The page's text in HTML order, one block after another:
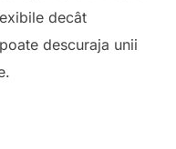
decât
descuraja unii